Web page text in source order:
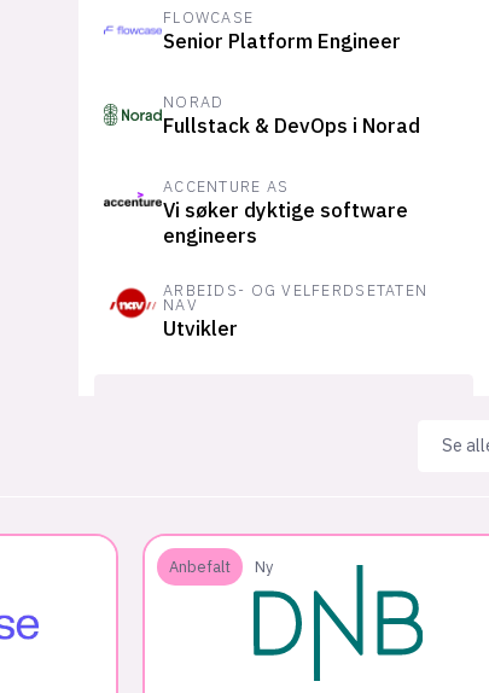
Se
Anbefalt Ny
FLOWCASE
Senior Platform Engineer
NORAD
Fullstack & DevOps i Norad
ACCENTURE AS
Vi søker dyktige software
engineers
ARBEIDS- OG VELFERDSETATEN
NAV
Utvikler